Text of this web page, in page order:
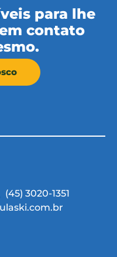
para lhe
contato
(45) 3020-1351